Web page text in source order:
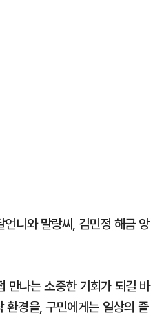
니와 말랑씨, 김민정 해금 앙
만나는 소중한 기회가 되길 바
환경을, 구민에게는 일상의 즐